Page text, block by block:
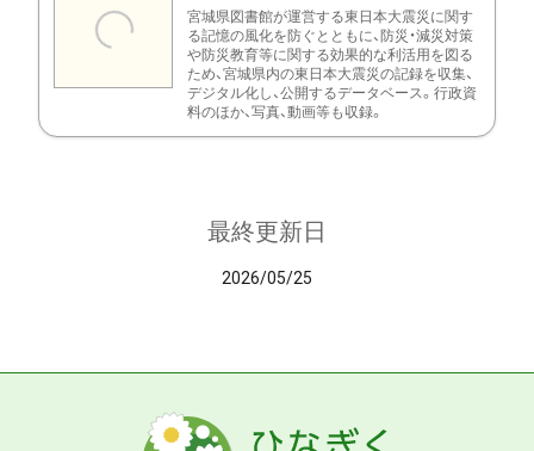
宮城県図書館が運営する東日本大震災に関す
る記憶の風化を防ぐとともに、防災・減災対策
や防災教育等に関する効果的な利活用を図る
ため、宮城県内の東日本大震災の記録を収集、
デジタル化し、公開するデータベース。行政資
料のほか、写真、動画等も収録。
最終更新日
2026/05/25